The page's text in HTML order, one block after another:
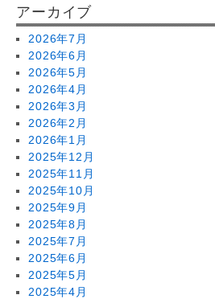
アーカイブ
2026年7月
2026年6月
2026年5月
2026年4月
2026年3月
2026年2月
2026年1月
2025年12月
2025年11月
2025年10月
2025年9月
2025年8月
2025年7月
2025年6月
2025年5月
2025年4月